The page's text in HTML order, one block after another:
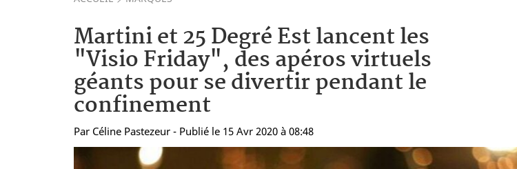
Martini et 25 Degré Est lancent les
"Visio Friday", des apéros virtuels
géants pour se divertir pendant le
confinement
Par Céline Pastezeur - Publié le 15 Avr 2020 à 08:48